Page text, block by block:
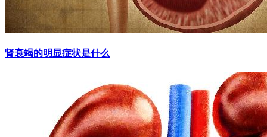
肾衰竭的明显症状是什么